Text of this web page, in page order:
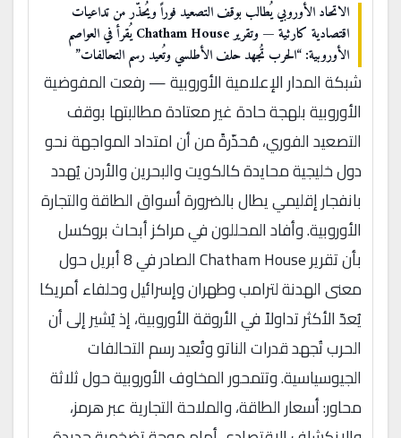
الاتحاد الأوروبي يُطالب بوقف التصعيد فوراً ويُحذّر من تداعيات
اقتصادية كارثية — وتقرير Chatham House يُقرأ في العواصم
الأوروبية: “الحرب تُجهد حلف الأطلسي وتُعيد رسم التحالفات”
شبكة المدار الإعلامية الأوروبية — رفعت المفوضية
الأوروبية بلهجة حادة غير معتادة مطالبتها بوقف
التصعيد الفوري، مُحذّرةً من أن امتداد المواجهة نحو
دول خليجية محايدة كالكويت والبحرين والأردن يُهدد
بانفجار إقليمي يطال بالضرورة أسواق الطاقة والتجارة
الأوروبية. وأفاد المحللون في مراكز أبحاث بروكسل
بأن تقرير Chatham House الصادر في 8 أبريل حول
معنى الهدنة لترامب وطهران وإسرائيل وحلفاء أمريكا
يُعدّ الأكثر تداولاً في الأروقة الأوروبية، إذ يُشير إلى أن
الحرب تُجهد قدرات الناتو وتُعيد رسم التحالفات
الجيوسياسية. وتتمحور المخاوف الأوروبية حول ثلاثة
محاور: أسعار الطاقة، والملاحة التجارية عبر هرمز،